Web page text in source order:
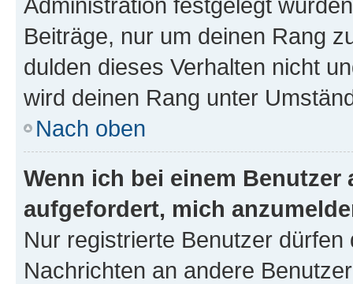
Beiträge, nur um deinen Rang
dulden dieses Verhalten nicht
wird deinen Rang unter
Nach oben
Wenn ich bei einem
aufgefordert, mich
Nur registrierte Benutzer
Nachrichten an andere